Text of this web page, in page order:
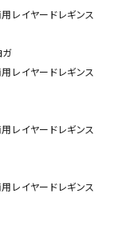
レイヤードレギンス
ガ
レイヤードレギンス
レイヤードレギンス
レイヤードレギンス